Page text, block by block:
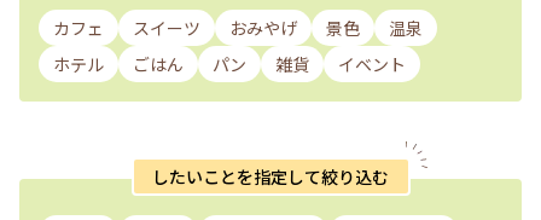
カフェ スイーツ おみやげ 景色
温泉
ホテル
ごはん パン 雑貨 イベント
したいことを指定して絞り込む